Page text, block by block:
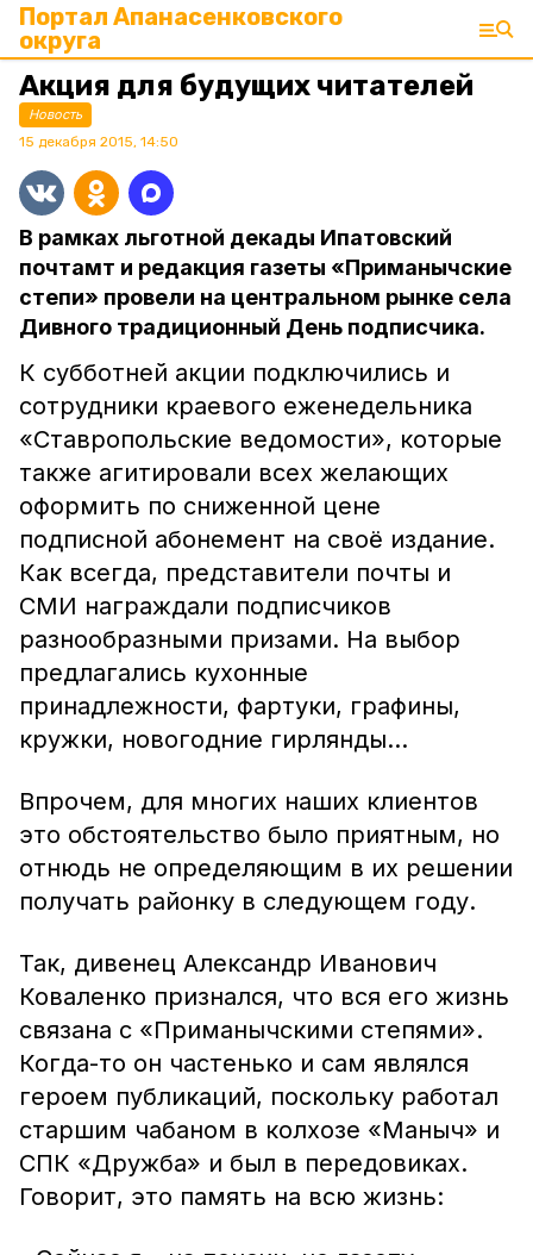
Портал Апанасенковского
округа
Акция для будущих читателей
Новость
15 декабря 2015, 14:50
В рамках льготной декады Ипатовский
почтамт и редакция газеты «Приманычские
степи» провели на центральном рынке села
Дивного традиционный День подписчика.
К субботней акции подключились и
сотрудники краевого еженедельника
«Ставропольские ведомости», которые
также агитировали всех желающих
оформить по сниженной цене
подписной абонемент на своё издание.
Как всегда, представители почты и
СМИ награждали подписчиков
разнообразными призами. На выбор
предлагались кухонные
принадлежности, фартуки, графины,
кружки, новогодние гирлянды…
Впрочем, для многих наших клиентов
это обстоятельство было приятным, но
отнюдь не определяющим в их решении
получать районку в следующем году.
Так, дивенец Александр Иванович
Коваленко признался, что вся его жизнь
связана с «Приманычскими степями».
Когда-то он частенько и сам являлся
героем публикаций, поскольку работал
старшим чабаном в колхозе «Маныч» и
СПК «Дружба» и был в передовиках.
Говорит, это память на всю жизнь: